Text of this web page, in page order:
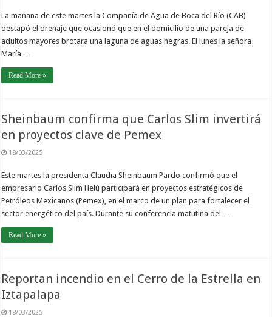
La mañana de este martes la Compañía de Agua de Boca del Río (CAB)
destapó el drenaje que ocasionó que en el domicilio de una pareja de
adultos mayores brotara una laguna de aguas negras. El lunes la señora
María …
Read More »
Sheinbaum confirma que Carlos Slim invertirá
en proyectos clave de Pemex
18/03/2025
Este martes la presidenta Claudia Sheinbaum Pardo confirmó que el
empresario Carlos Slim Helú participará en proyectos estratégicos de
Petróleos Mexicanos (Pemex), en el marco de un plan para fortalecer el
sector energético del país. Durante su conferencia matutina del …
Read More »
Reportan incendio en el Cerro de la Estrella en
Iztapalapa
18/03/2025